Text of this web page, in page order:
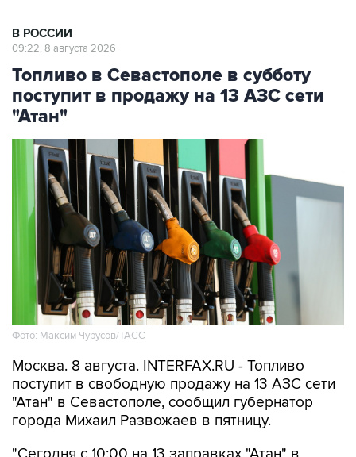
В РОССИИ
09:22, 8 августа 2026
Топливо в Севастополе в субботу
поступит в продажу на 13 АЗС сети
"Атан"
Фото: Максим Чурусов/ТАСС
Москва. 8 августа. INTERFAX.RU - Топливо
поступит в свободную продажу на 13 АЗС сети
"Атан" в Севастополе, сообщил губернатор
города Михаил Развожаев в пятницу.